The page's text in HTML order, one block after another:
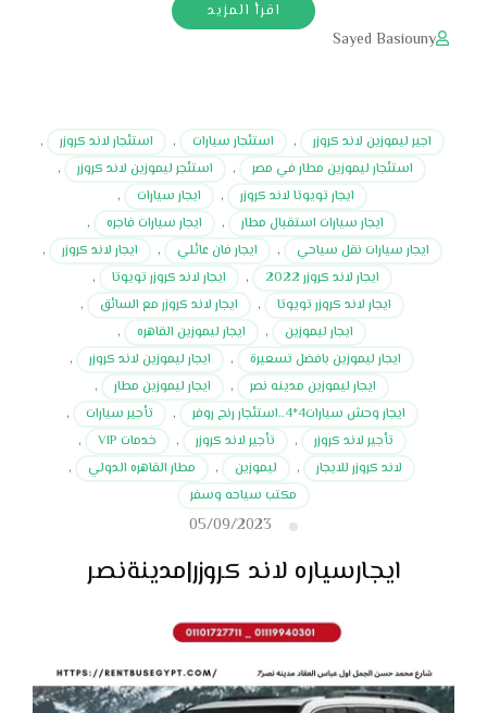
اقرأ المزيد
Sayed Basiouny
اجير ليموزين لاند كروزر , استئجار سيارات , استئجار لاند كروزر
,
استئجار ليموزين مطار في مصر
, استئجر ليموزين لاند كروزر
,
ايجار تويوتا لاند كروزر
, ايجار سيارات
,
ايجار سيارات استقبال مطار
, ايجار سيارات فاجره
,
ايجار سيارات نقل سياحي
, ايجار فان عائلي , ايجار لاند كروزر
,
ايجار لاند كروزر 2022
, ايجار لاند كروزر تويوتا
,
ايجار لاند كروزر تويوتا
, ايجار لاند كروزر مع السائق
,
ايجار ليموزين
, ايجار ليموزين القاهره
,
ايجار ليموزين بافضل تسعيرة
, ايجار ليموزين لاند كروزر
,
ايجار ليموزين مدينه نصر
, ايجار ليموزين مطار
,
ايجار وحش سيارات4*4..استئجار رنج روفر
, تأجير سيارات
,
تأجير لاند كروزر
, تأجير لاند كروزر , خدمات VIP
,
لاند كروزر للايجار
, ليموزين , مطار القاهره الدولي
,
مكتب سياحه وسفر
05/09/2023
ايجارسياره لاند كروزر|مدينةنصر